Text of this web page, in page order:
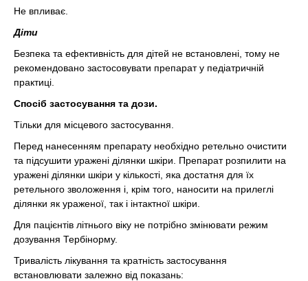
Не впливає.
Діти
Безпека та ефективність для дітей не встановлені, тому не
рекомендовано застосовувати препарат у педіатричній
практиці.
Спосіб застосування та дози.
Тільки для місцевого застосування.
Перед нанесенням препарату необхідно ретельно очистити
та підсушити уражені ділянки шкіри. Препарат розпилити на
уражені ділянки шкіри у кількості, яка достатня для їх
ретельного зволоження і, крім того, наносити на прилеглі
ділянки як ураженої, так і інтактної шкіри.
Для пацієнтів літнього віку не потрібно змінювати режим
дозування Тербінорму.
Тривалість лікування та кратність застосування
встановлювати залежно від показань: